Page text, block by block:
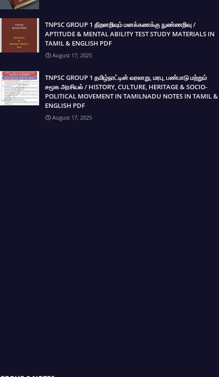
TNPSC GROUP 1 திறனறிவும் மனக்கணக்கு நுண்ணறிவு /
APTITUDE & MENTAL ABILITY TEST STUDY MATERIALS IN
TAMIL & ENGLISH PDF
August 17, 2025
TNPSC GROUP 1 தமிழ்நாட்டின் வரலாறு, மரபு, பண்பாடு மற்றும்
சமூக அரசியல் / HISTORY, CULTURE, HERITAGE & SOCIO-
POLITICAL MOVEMENT IN TAMILNADU NOTES IN TAMIL &
ENGLISH PDF
August 17, 2025